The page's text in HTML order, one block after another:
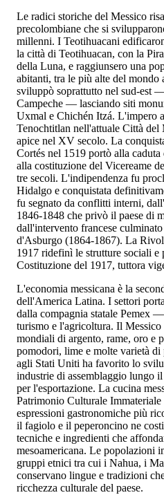
Le radici storiche del Messico
precolombiane che si
millenni. I Teotihuacani
la città di Teotihuacan, con la
della Luna, e raggiunsero una
abitanti, tra le più alte del
sviluppò soprattutto nel sud-est
Campeche — lasciando siti
Uxmal e Chichén Itzá. L'impero
Tenochtitlan nell'attuale Città del
apice nel XV secolo. La
Cortés nel 1519 portò alla
alla costituzione del Vicereame
tre secoli. L'indipendenza fu
Hidalgo e conquistata
fu segnato da conflitti interni,
1846-1848 che privò il paese di
dall'intervento francese
d'Asburgo (1864-1867). La
1917 ridefinì le strutture sociali e
Costituzione del 1917, tuttora
L'economia messicana è la
dell'America Latina. I settori
dalla compagnia statale Pemex
turismo e l'agricoltura. Il
mondiali di argento, rame, oro e
pomodori, lime e molte varietà
agli Stati Uniti ha favorito lo
industrie di assemblaggio lungo
per l'esportazione. La cucina
Patrimonio Culturale
espressioni gastronomiche più
il fagiolo e il peperoncino ne
tecniche e ingredienti che
mesoamericana. Le popolazioni
gruppi etnici tra cui i Nahua, i
conservano lingue e tradizioni
ricchezza culturale del paese.